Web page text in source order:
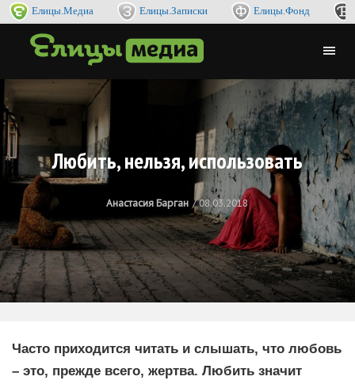
Елицы.Медиа Елицы.Записки Елицы.Фонд
Любить, нельзя, использовать
Анастасия Барган 08.03.2018
Часто приходится читать и слышать, что любовь
– это, прежде всего, жертва. Любить значит